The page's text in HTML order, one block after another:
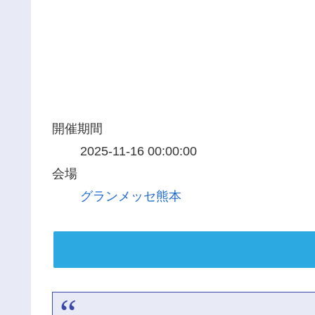
開催期間
2025-11-16 00:00:00
会場
グランメッセ熊本